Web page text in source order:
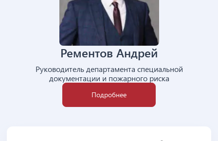
Рементов Андрей
Руководитель департамента специальной
документации и пожарного риска
Подробнее